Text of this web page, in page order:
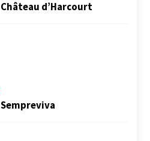
Château d’Harcourt
Sempreviva